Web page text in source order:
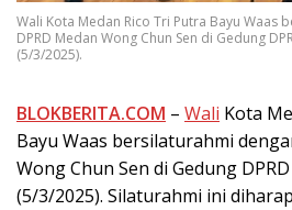
Wali Kota Medan Rico Tri Putra Bayu Waas
DPRD Medan Wong Chun Sen di Gedung
(5/3/2025).
BLOKBERITA.COM – Wali Kota
Bayu Waas bersilaturahmi
Wong Chun Sen di Gedung
(5/3/2025). Silaturahmi ini